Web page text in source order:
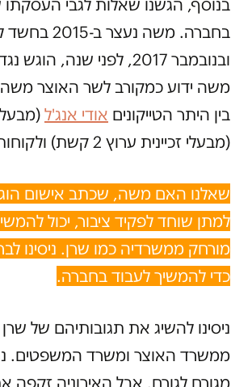
בנוסף, הגשנו שאלות לגבי העסקתו
בחברה.
ובנובמבר 2017, לפני
משה ידוע כמקורב לשר האוצר משה
בין היתר הטייקונים אודי אנג'ל(מבעלי
(מבעלי זכיינית ערוץ 2 קשת) ולקוחות רבים בענף האנרגיה.
שאלנו האם משה, שכתב אישום
למתן שוחד לפקיד ציבור, יכול
מורחק ממשרדיה כמו שרן. ניסינו
כדי להמשיך לעבוד בחברה.
ניסינו להשיג את תגובותיהם של
ממשרד האוצר ומשרד המשפטים.
מגורם לגורם, אבל האירוניה זקפה